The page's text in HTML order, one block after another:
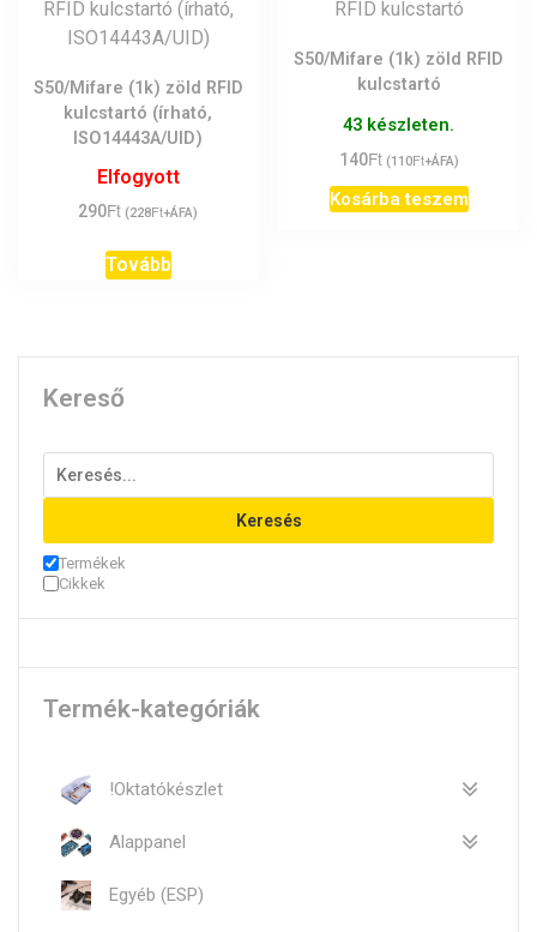
S50/Mifare (1k) zöld RFID
kulcstartó (írható,
ISO14443A/UID)
Elfogyott
290Ft (228Ft+ÁFA)
Tovább
S50/Mifare (1k) zöld RFID
kulcstartó
43 készleten.
140Ft (110Ft+ÁFA)
Kosárba teszem
Kereső
Keresés
Termékek
Cikkek
Termék-kategóriák
!Oktatókészlet
Alappanel
Egyéb (ESP)